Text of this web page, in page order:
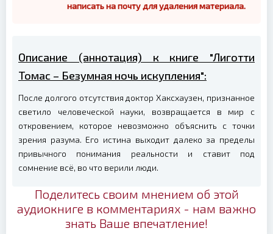
написать на почту для удаления материала.
Описание (аннотация) к книге "Лиготти
Томас – Безумная ночь искупления":
После долгого отсутствия доктор Хаксхаузен, признанное
светило человеческой науки, возвращается в мир с
откровением, которое невозможно объяснить с точки
зрения разума. Его истина выходит далеко за пределы
привычного понимания реальности и ставит под
сомнение всё, во что верили люди.
Поделитесь своим мнением об этой
аудиокниге в комментариях - нам важно
знать Ваше впечатление!